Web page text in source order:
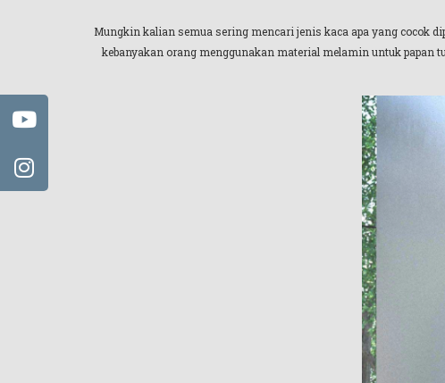
Mungkin kalian semua sering mencari jenis kaca apa yang cocok
kebanyakan orang menggunakan material melamin untuk papan